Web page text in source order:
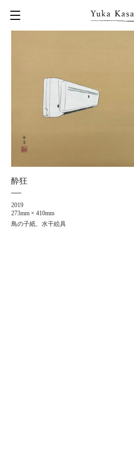
酔狂
2019
273mm × 410mm
鳥の子紙、水干絵具